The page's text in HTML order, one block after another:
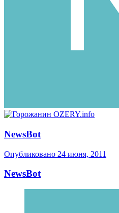
NewsBot
Опубликовано 24 июня, 2011
NewsBot